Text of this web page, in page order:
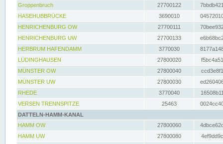
Groppenbruch
27700122
HASEHUBBRÜCKE
3690010
HENRICHENBURG OW
27700111
HENRICHENBURG UW
27700133
HERBRUM HAFENDAMM
3770030
LÜDINGHAUSEN
27800020
MÜNSTER OW
27800040
MÜNSTER UW
27800030
RHEDE
3770040
VERSEN TRENNSPITZE
25463
DATTELN-HAMM-KANAL
HAMM OW
27800060
HAMM UW
27800080